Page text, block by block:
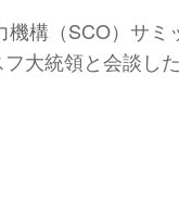
構（SCO）サ
大統領と会談した